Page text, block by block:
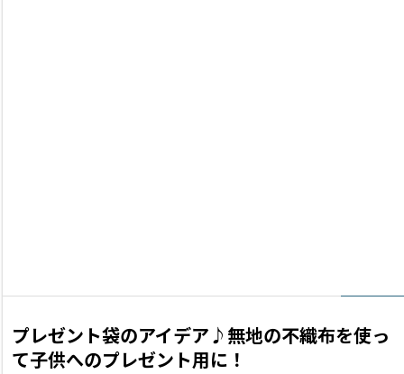
プレゼント袋のアイデア♪無地の不織布を使っ
て子供へのプレゼント用に！